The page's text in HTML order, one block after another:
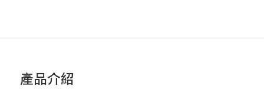
產品介紹